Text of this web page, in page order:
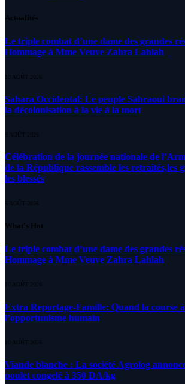
Actualités
Le triple combat d’une dame des grandes
Hommage à Mme Veuve Zahra Lahlah
10 AOÛT 2026
Sahara Occidental: Le peuple Sahraoui
la décolonisation à la vie à la mort
8 AOÛT 2026
Célébration de la journée nationale de
de la République rassemble les retraités,les
les blessés
5 AOÛT 2026
What's Hot
Le triple combat d’une dame des grandes
Hommage à Mme Veuve Zahra Lahlah
10 AOÛT 2026
Extra Reportage-Famille: Quand la course
l’opportunisme humain
10 AOÛT 2026
Viande blanche : La société Agrolog
poulet congelé à 350 DA/kg